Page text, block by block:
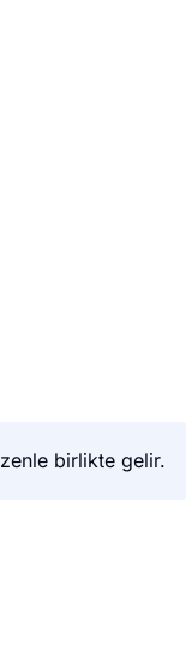
birlikte gelir.